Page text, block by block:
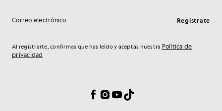
Dirección de correo electrónico Regístrate
Al registrarte, confirmas que has leído y aceptas nuestra Política de
privacidad
Facebook
Instagram
YouTube
TikTok